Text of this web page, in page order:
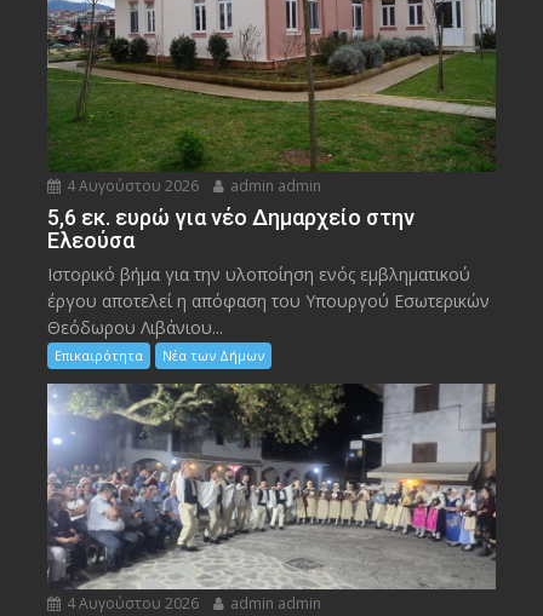
4 Αυγούστου 2026 admin admin
5,6 εκ. ευρώ για νέο Δημαρχείο στην
Ελεούσα
Ιστορικό βήμα για την υλοποίηση ενός εμβληματικού
έργου αποτελεί η απόφαση του Υπουργού Εσωτερικών
Θεόδωρου Λιβάνιου...
Επικαιρότητα Νέα των Δήμων
4 Αυγούστου 2026 admin admin